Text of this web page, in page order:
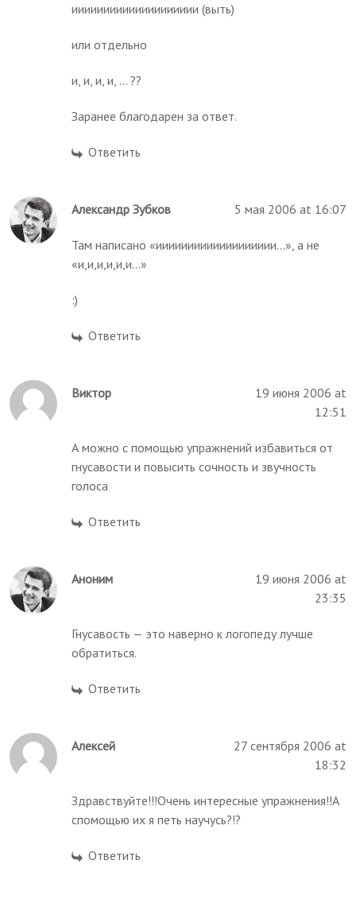
ииииииииииииииииииии (выть)
или отдельно
и, и, и, и, ... ??
Заранее благодарен за ответ.
Ответить
Александр Зубков 5 мая 2006 at 16:07
Там написано «иииииииииииииииииии...», а не
«и,и,и,и,и,и...»
:)
Ответить
Виктор
19 июня 2006 at
12:51
А можно с помощью упражнений избавиться от
гнусавости и повысить сочность и звучность
голоса
Ответить
Аноним
19 июня 2006 at
23:35
Гнусавость — это наверно к логопеду лучше
обратиться.
Ответить
Алексей
27 сентября 2006 at
18:32
Здравствуйте!!!Очень интересные упражнения!!А
спомощью их я петь научусь?!?
Ответить